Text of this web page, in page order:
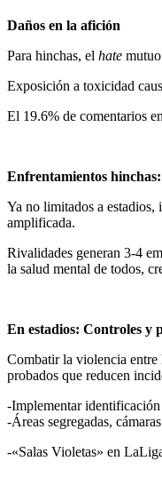
Daños en la afición
Para hinchas, el hate
Exposición a toxicidad
El 19.6% de comentarios
Enfrentamientos
Ya no limitados a estadios,
amplificada.
Rivalidades generan 3-4
la salud mental de todos,
En estadios: Controles y
Combatir la violencia
probados que reducen
-Implementar
-Áreas segregadas,
-«Salas Violetas» en